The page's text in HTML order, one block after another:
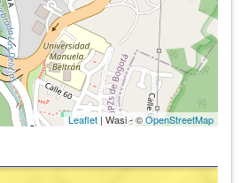
Leaflet | Wasi - ©OpenStreetMap